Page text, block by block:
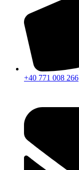
+40 771 008 266